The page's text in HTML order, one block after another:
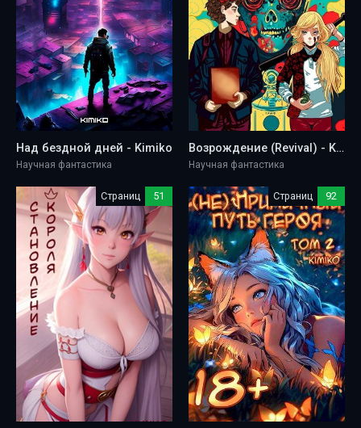
Над бездной дней - Kimiko
Научная фантастика
Возрождение (Revival) - Kimiko
Научная фантастика
Страниц 51 Страниц 92